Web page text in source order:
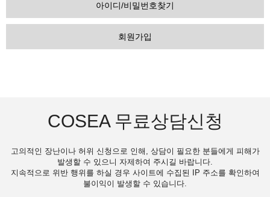
아이디/비밀번호찾기
회원가입
COSEA 무료상담신청
고의적인 장난이나 허위 신청으로 인해, 상담이 필요한 분들에게 피해가
발생할 수 있으니 자제하여 주시길 바랍니다.
지속적으로 위반 행위를 하실 경우 사이트에 수집된 IP 주소를 확인하여
불이익이 발생할 수 있습니다.